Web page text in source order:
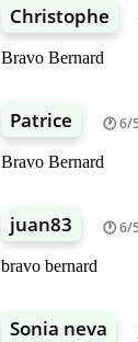
Christophe
Bravo Bernard
Patrice 6/
Bravo Bernard
juan83 6/
bravo bernard
Sonia neva